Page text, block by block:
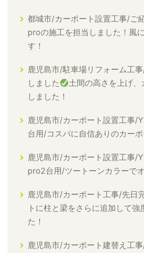
都城市/カーポート設置工事/ご
proの施工を担当しました！風
す！
鹿児島市/駐車場リフォーム工
しました
土間の高さを上げ、
しました！
鹿児島市/カーポート設置工事/
台用/コスパに自信ありのカーポ
鹿児島市/カーポート設置工事/
pro2台用/ツートーンカラーで
鹿児島市/カーポート工事/先日
トに柱と梁をさらに追加して強
た！
鹿児島市/カーポート建替え工